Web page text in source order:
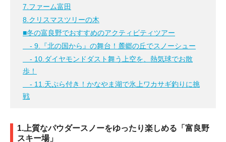
7.ファーム富田
8.クリスマスツリーの木
■冬の富良野でおすすめのアクティビティツアー
- 9.『北の国から』の舞台！麓郷の丘でスノーシュー
- 10.ダイヤモンドダスト舞う上空を、熱気球でお散
歩！
- 11.天ぷら付き！かなやま湖で氷上ワカサギ釣りに挑
戦
1.上質なパウダースノーをゆったり楽しめる「富良野
スキー場」